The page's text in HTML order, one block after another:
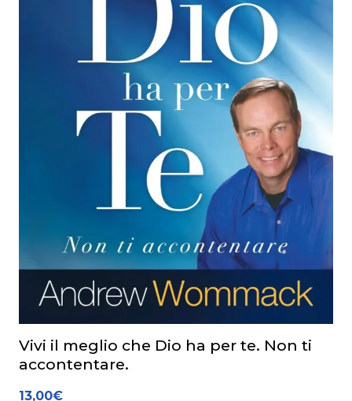
Vivi il meglio che Dio ha per te. Non ti
accontentare.
13,00€